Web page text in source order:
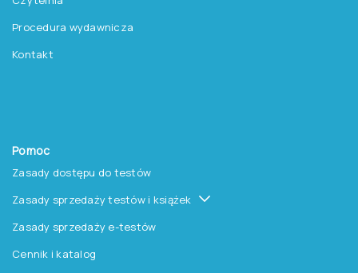
Procedura wydawnicza
Kontakt
Pomoc
Zasady dostępu do testów
Zasady sprzedaży testów i książek
Zasady sprzedaży e-testów
Cennik i katalog